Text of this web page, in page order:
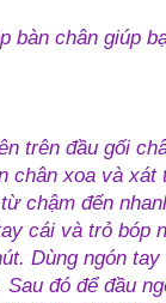
bàn chân giúp
trên đầu gối
chân xoa và xát
chậm đến
cái và trỏ bóp
Dùng ngón
đó để đầu